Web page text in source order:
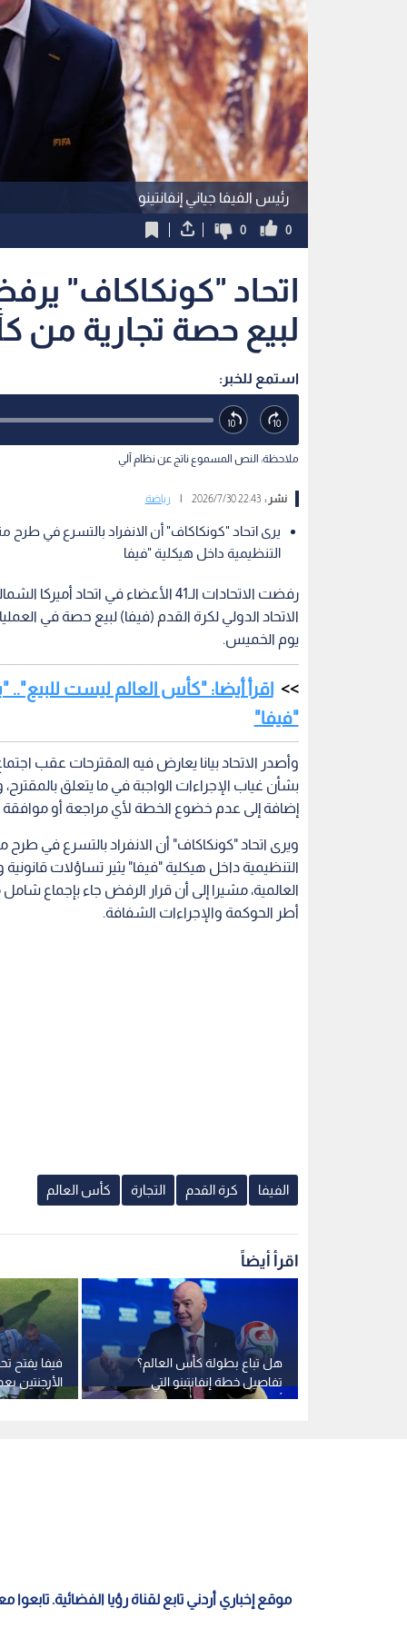
رئيس الفيفا جياني إنفانتينو
0
0
اتحاد "كونكاكاف"
لبيع حصة تجارية من
استمع للخبر:
ملاحظة: النص المسموع ناتج عن نظام آلي
نشر :22:43 2026/7/30 رياضة
يرى اتحاد "كونكاكاف" أن الانفراد بالتسرع في طرح
التنظيمية داخل هيكلية "فيفا
رفضت الاتحادات الـ41 الأعضاء في
الاتحاد الدولي لكرة القدم (فيفا) لبيع حصة في
يوم الخميس.
اقرأ أيضا: "كأس العالم ليست
"فيفا"
وأصدر الاتحاد بيانا يعارض فيه المقترحات عقب
بشأن غياب الإجراءات الواجبة في ما يتعلق
إضافة إلى عدم خضوع الخطة لأي مراجعة أو موافقة
ويرى اتحاد "كونكاكاف" أن الانفراد بالتسرع في طرح
التنظيمية داخل هيكلية "فيفا" يثير تساؤلات قانونية
العالمية، مشيرا إلى أن قرار الرفض جاء بإجماع
أطر الحوكمة والإجراءات الشفافة.
الفيفا كرة القدم التجارة كأس العالم
اقرأ أيضاً
فيفا يفتح
الأرجنتين
العالم 2026
هل تباع بطولة كأس العالم؟
تفاصيل خطة إنفانتينو التي
أشعلت الجدل
موقع إخباري أردني تابع لقناة رؤيا الفضائية.